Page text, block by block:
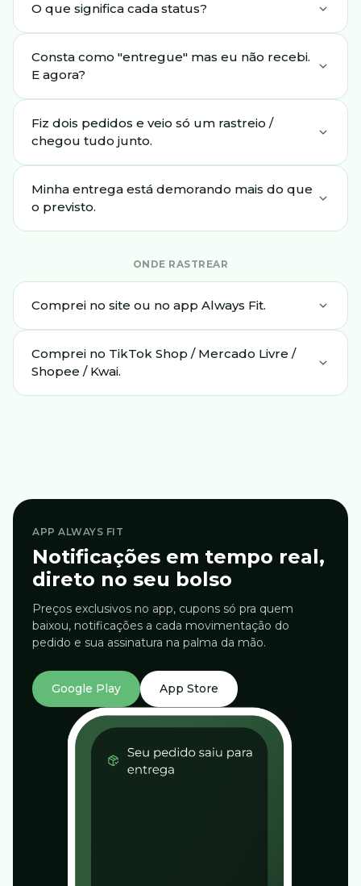
O que significa cada status?
Consta como "entregue" mas eu não recebi.
E agora?
Fiz dois pedidos e veio só um rastreio /
chegou tudo junto.
Minha entrega está demorando mais do que
o previsto.
ONDE RASTREAR
Comprei no site ou no app Always Fit.
Comprei no TikTok Shop / Mercado Livre /
Shopee / Kwai.
APP ALWAYS FIT
Notificações em tempo real,
direto no seu bolso
Preços exclusivos no app, cupons só pra quem
baixou, notificações a cada movimentação do
pedido e sua assinatura na palma da mão.
Google Play App Store